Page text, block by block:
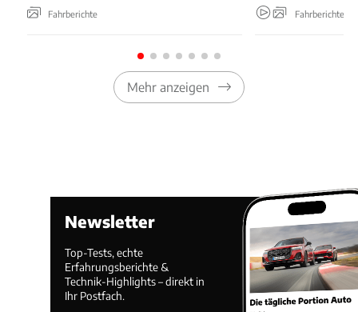
Fahrberichte Fahrberichte
Mehr anzeigen
Newsletter
Top-Tests, echte
Erfahrungsberichte &
Technik-Highlights – direkt in
Ihr Postfach.